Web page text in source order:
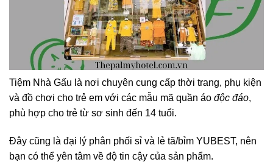
Tiệm Nhà Gấu là nơi chuyên cung cấp thời trang, phụ kiện
và đồ chơi cho trẻ em với các mẫu mã quần áo độc đáo,
phù hợp cho trẻ từ sơ sinh đến 14 tuổi.
Đây cũng là đại lý phân phối sỉ và lẻ tã/bỉm YUBEST, nên
bạn có thể yên tâm về độ tin cậy của sản phẩm.